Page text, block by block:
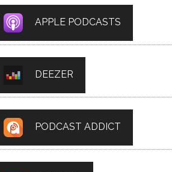
APPLE PODCASTS
DEEZER
PODCAST ADDICT